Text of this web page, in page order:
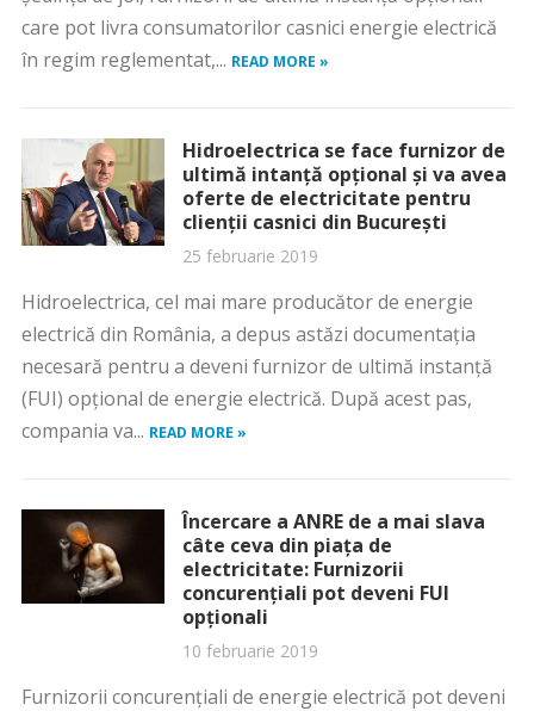
care pot livra consumatorilor casnici energie electrică
în regim reglementat,... READ MORE »
Hidroelectrica se face furnizor de
ultimă intanţă opţional şi va avea
oferte de electricitate pentru
clienţii casnici din Bucureşti
25 februarie 2019
Hidroelectrica, cel mai mare producător de energie
electrică din România, a depus astăzi documentaţia
necesară pentru a deveni furnizor de ultimă instanţă
(FUI) opţional de energie electrică. După acest pas,
compania va... READ MORE »
Încercare a ANRE de a mai slava
câte ceva din piaţa de
electricitate: Furnizorii
concurenţiali pot deveni FUI
opţionali
10 februarie 2019
Furnizorii concurenţiali de energie electrică pot deveni